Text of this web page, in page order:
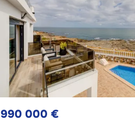
990 000 €